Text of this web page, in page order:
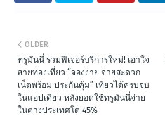
OLDER
ทรูมันนี่ รวมฟีเจอร์บริการใหม่! เอาใจ
สายท่องเที่ยว “จองง่าย จ่ายสะดวก
เน็ตพร้อม ประกันคุ้ม” เที่ยวได้ครบจบ
ในแอปเดียว หลังยอดใช้ทรูมันนี่จ่าย
ในต่างประเทศโต 45%